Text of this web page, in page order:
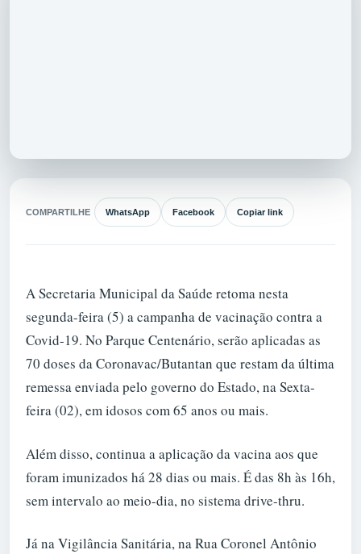
COMPARTILHE WhatsApp Facebook Copiar link
A Secretaria Municipal da Saúde retoma nesta
segunda-feira (5) a campanha de vacinação contra a
Covid-19. No Parque Centenário, serão aplicadas as
70 doses da Coronavac/Butantan que restam da última
remessa enviada pelo governo do Estado, na Sexta-
feira (02), em idosos com 65 anos ou mais.
Além disso, continua a aplicação da vacina aos que
foram imunizados há 28 dias ou mais. É das 8h às 16h,
sem intervalo ao meio-dia, no sistema drive-thru.
Já na Vigilância Sanitária, na Rua Coronel Antônio